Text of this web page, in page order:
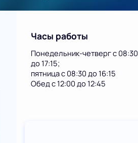
Часы работы
Понедельник-четверг с 08:30
до 17:15;
пятница с 08:30 до 16:15
Обед с 12:00 до 12:45